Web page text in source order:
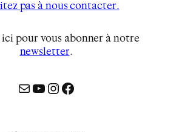
pas à nous contacter.
pour vous abonner à notre
newsletter…
MailYouTube
Instagram
Facebook